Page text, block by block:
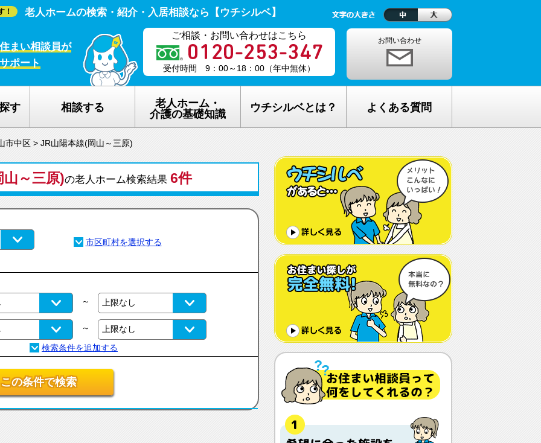
！ 老人ホームの検索・紹介・入居相談なら【ウチシルベ】
まい相談員が
ポート
ご相談・お問い合わせはこちら
受付時間 9：00～18：00（年中無休）
お問い合わせ
す 相談する
老人ホーム・
介護の基礎知識
老人ホームの種類
介護保険のしくみ
在宅介護サービスについて
認知症について
生活保護について
ウチシルベとは？
老人ホーム探しが完全無料の理由
老人ホーム探し無料相談の流れ
ウチシルベのメリット
ウチシルベFC加盟について
よくある質問
老人ホームの種類が複雑でわからな
い・・
どんな人が入居しているの？
希望してもなかなか入れないのでは？
体調や病状が悪化しても最後まで住め
ますか？
認知症でも入れますか？
入居金が無料～何千万円と大きな差が
あるけど、どこが違うの？
入居するとどんな人がサービスをして
くれるの？
本当に相談無料？
市中区 > JR山陽本線(岡山～三原)
～三原)の老人ホーム検索結果 6件
～
～
この条件で検索